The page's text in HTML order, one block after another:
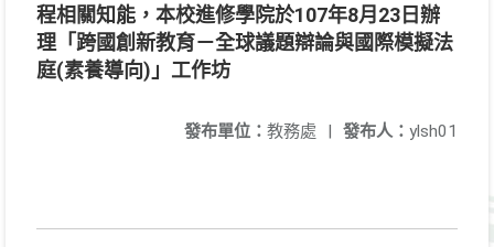
程相關知能，本校進修學院於107年8月23日辦
理「跨國創新教育－全球議題辯論與國際模擬法
庭(素養導向)」工作坊
發布人： ylsh01
發布單位： 教務處 |